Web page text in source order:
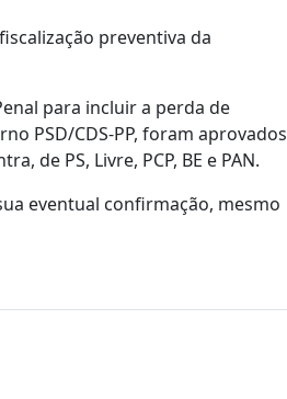
preventiva da
para incluir a perda de
PSD/CDS-PP, foram aprovados
de PS, Livre, PCP, BE e PAN.
eventual confirmação, mesmo